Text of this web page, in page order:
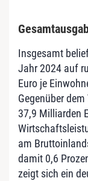
Insgesamt
Jahr 2024 auf
Euro je
Gegenüber
37,9 Milliarden
am
damit 0,6
zeigt sich ein